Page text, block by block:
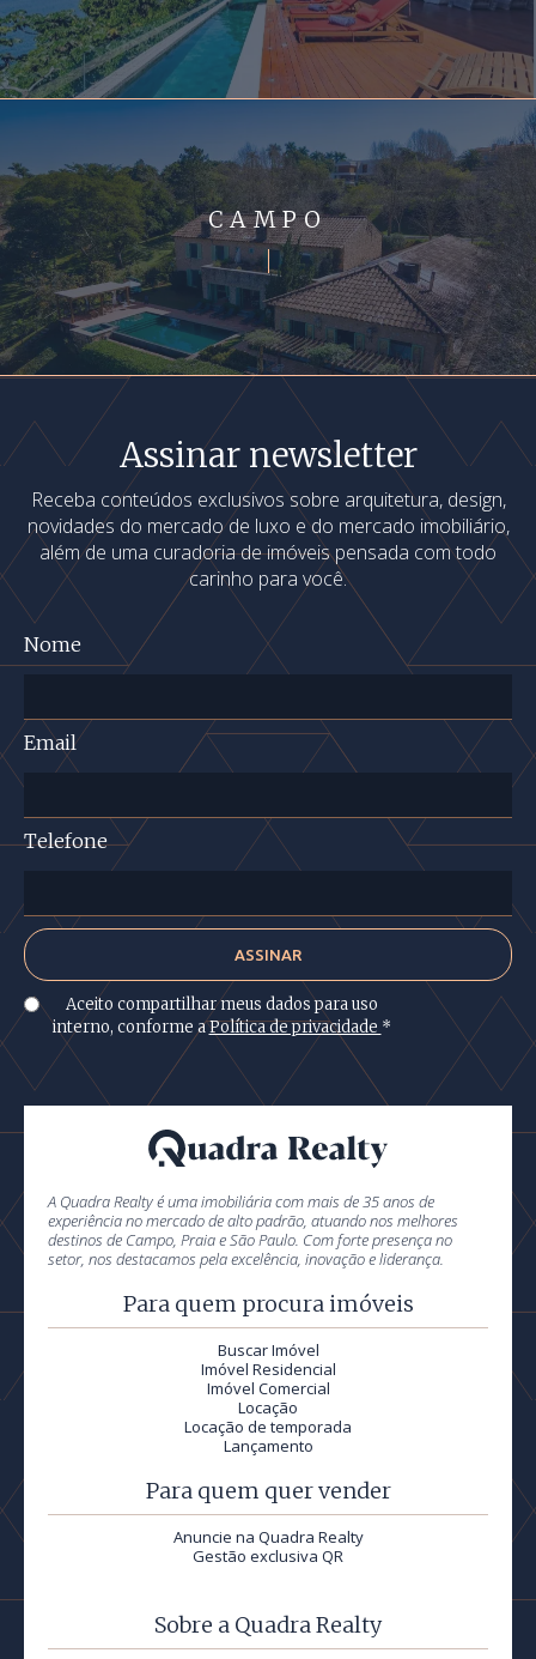
CAMPO
Assinar newsletter
Receba conteúdos exclusivos sobre arquitetura, design,
novidades do mercado de luxo e do mercado imobiliário,
além de uma curadoria de imóveis pensada com todo
carinho para você.
Nome
Email
Telefone
Aceito compartilhar meus dados para uso
interno, conforme aPolítica de privacidade *
A Quadra Realty é uma imobiliária com mais de 35 anos de
experiência no mercado de alto padrão, atuando nos melhores
destinos de Campo, Praia e São Paulo. Com forte presença no
setor, nos destacamos pela excelência, inovação e liderança.
Para quem procura imóveis
Buscar Imóvel
Imóvel Residencial
Imóvel Comercial
Locação
Locação de temporada
Lançamento
Para quem quer vender
Anuncie na Quadra Realty
Gestão exclusiva QR
Sobre a Quadra Realty